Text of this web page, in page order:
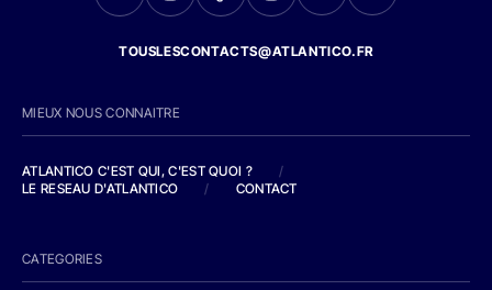
TOUSLESCONTACTS@ATLANTICO.FR
MIEUX NOUS CONNAITRE
ATLANTICO C'EST QUI, C'EST QUOI ?
/
LE RESEAU D'ATLANTICO
/ CONTACT
CATEGORIES